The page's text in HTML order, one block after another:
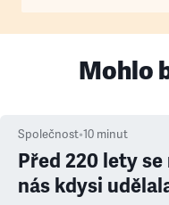
Mohlo
Společnost•10 minut
Před 220 lety
nás kdysi